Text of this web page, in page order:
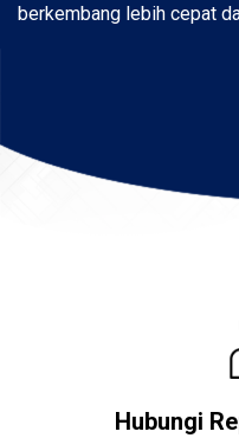
berkembang lebih cepat
Hubungi